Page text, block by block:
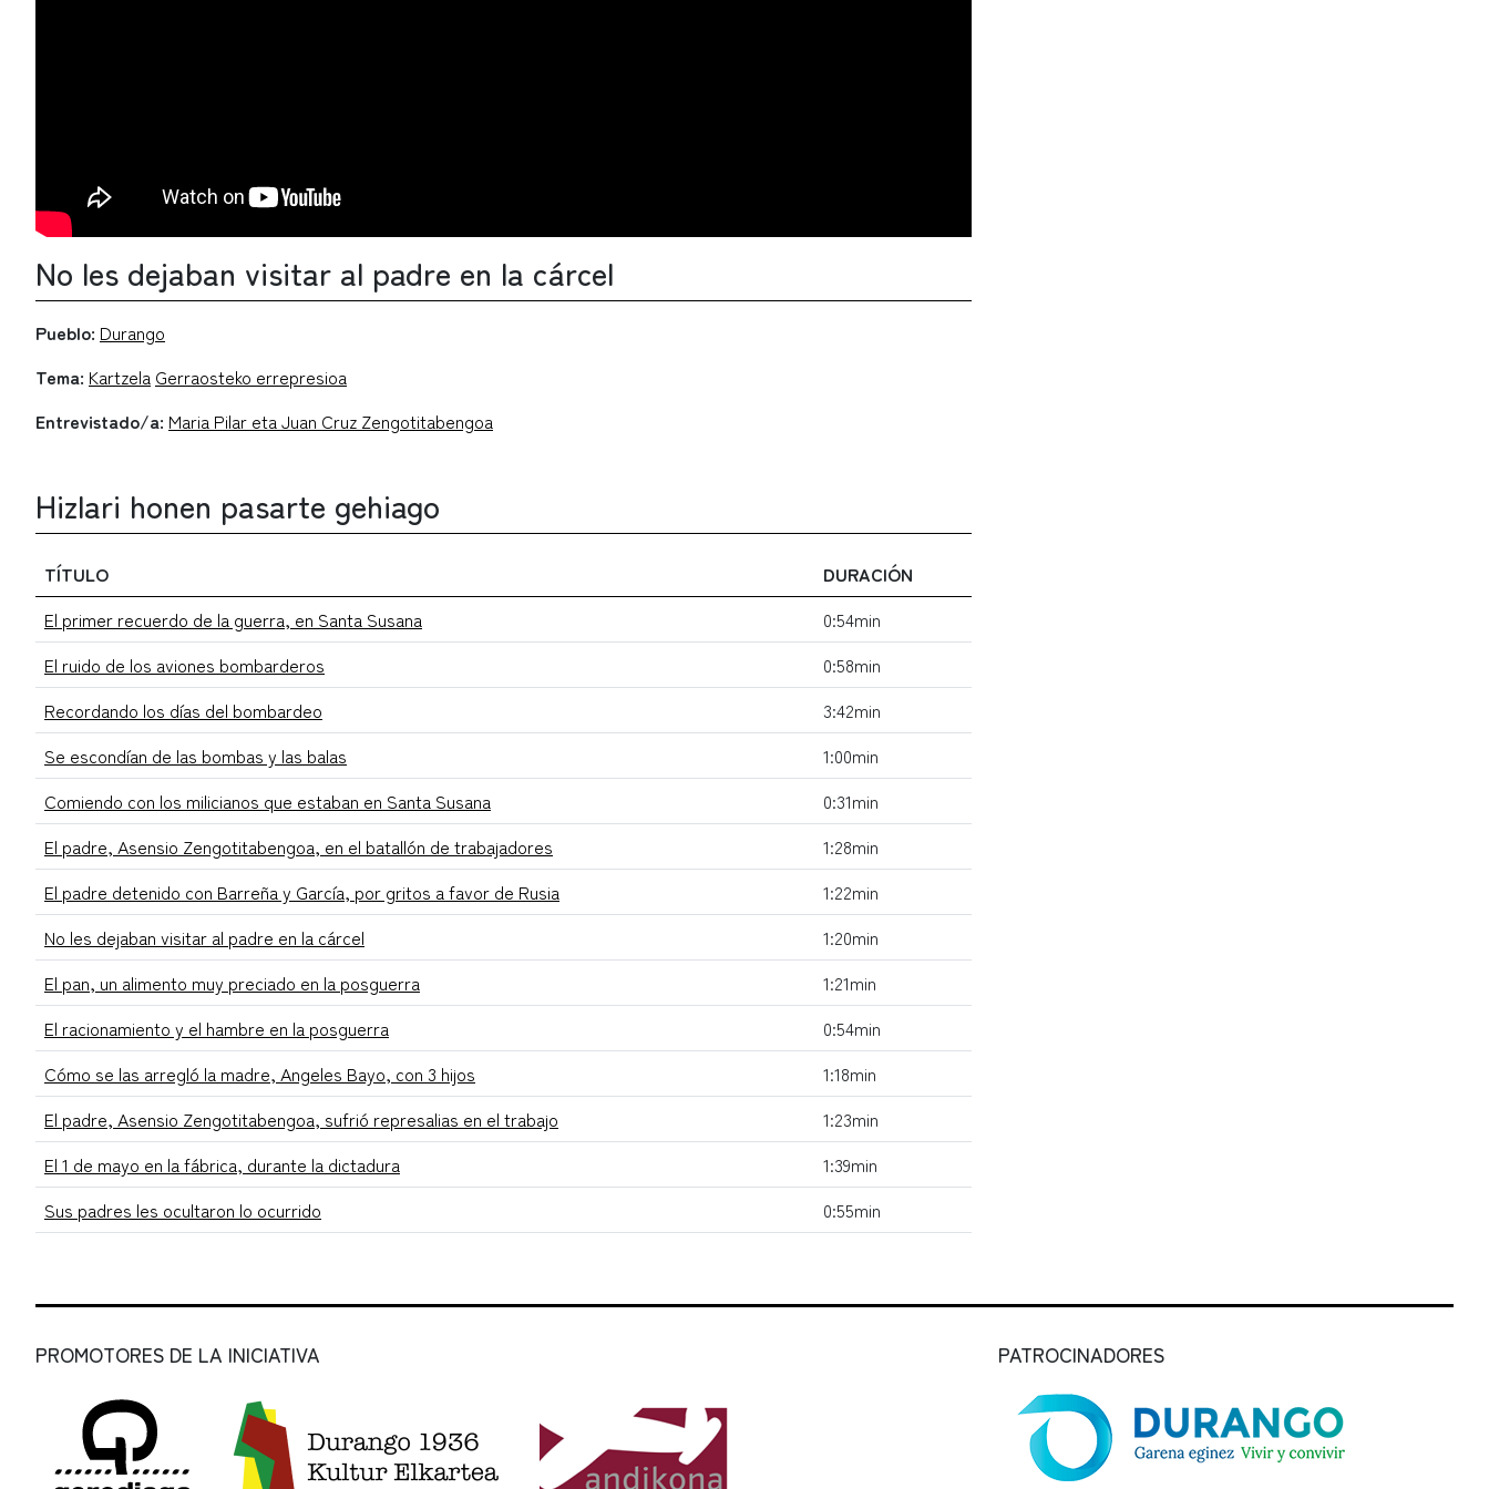
No les dejaban visitar al padre en la cárcel
Pueblo: Durango
Tema: Kartzela Gerraosteko errepresioa
Entrevistado/a: Maria Pilar eta Juan Cruz Zengotitabengoa
Hizlari honen pasarte gehiago
TÍTULO
DURACIÓN
El primer recuerdo de la guerra, en Santa Susana
0:54min
El ruido de los aviones bombarderos
0:58min
Recordando los días del bombardeo
3:42min
Se escondían de las bombas y las balas
1:00min
Comiendo con los milicianos que estaban en Santa Susana
0:31min
El padre, Asensio Zengotitabengoa, en el batallón de trabajadores
1:28min
El padre detenido con Barreña y García, por gritos a favor de Rusia
1:22min
No les dejaban visitar al padre en la cárcel
1:20min
El pan, un alimento muy preciado en la posguerra
1:21min
El racionamiento y el hambre en la posguerra
0:54min
Cómo se las arregló la madre, Angeles Bayo, con 3 hijos
1:18min
El padre, Asensio Zengotitabengoa, sufrió represalias en el trabajo
1:23min
El 1 de mayo en la fábrica, durante la dictadura
1:39min
Sus padres les ocultaron lo ocurrido
0:55min
PROMOTORES DE LA INICIATIVA PATROCINADORES